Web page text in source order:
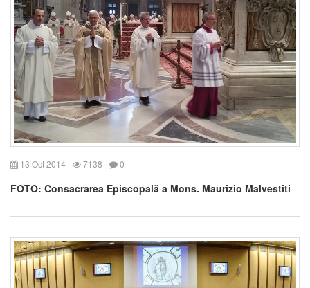
13 Oct 2014 7138 0
FOTO: Consacrarea Episcopală a Mons. Maurizio Malvestiti